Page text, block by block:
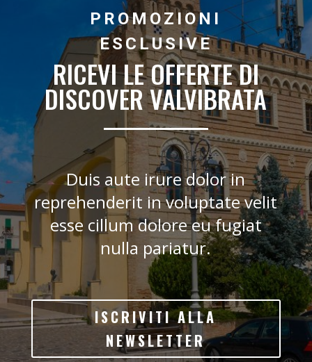
PROMOZIONI
ESCLUSIVE
RICEVI LE OFFERTE DI
DISCOVER VALVIBRATA
Duis aute irure dolor in
reprehenderit in voluptate velit
esse cillum dolore eu fugiat
nulla pariatur.
ISCRIVITI ALLA
NEWSLETTER